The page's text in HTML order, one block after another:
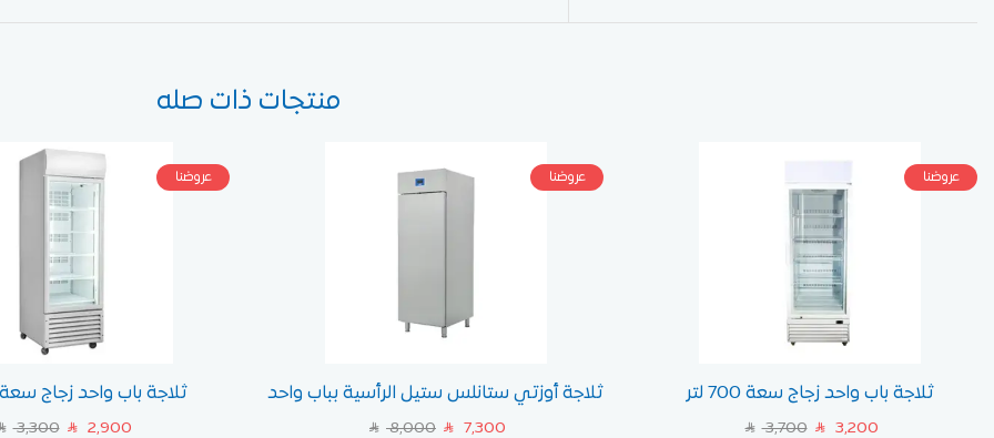
منتجات ذات صله
عروضنا
ثلاجة باب واحد زجاج سعة 700 لتر
SAR 3,700 SAR 3,200
عروضنا
ثلاجة أوزتي ستانلس ستيل الرأسية بباب واحد
600 لتر
SAR 8,000 SAR 7,300
عروضنا
ثلاجة باب واحد زجاج سعة 400 لتر
3,300 SAR 2,900